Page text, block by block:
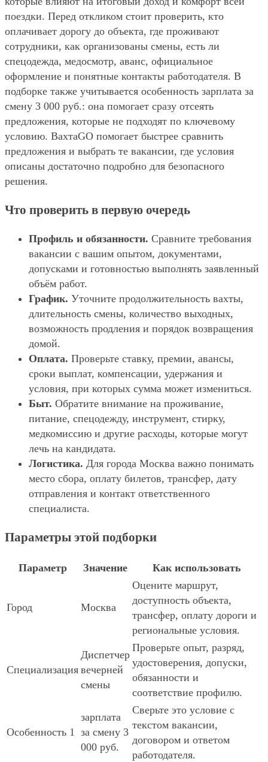
поездки. Перед откликом стоит проверить, кто
оплачивает дорогу до объекта, где проживают
сотрудники, как организованы смены, есть ли
спецодежда, медосмотр, аванс, официальное
оформление и понятные контакты работодателя. В
подборке также учитывается особенность зарплата за
смену 3 000 руб.: она помогает сразу отсеять
предложения, которые не подходят по ключевому
условию. ВахтаGO помогает быстрее сравнить
предложения и выбрать те вакансии, где условия
описаны достаточно подробно для безопасного
решения.
Что проверить в первую очередь
Профиль и обязанности. Сравните требования
вакансии с вашим опытом, документами,
допусками и готовностью выполнять заявленный
объём работ.
График. Уточните продолжительность вахты,
длительность смены, количество выходных,
возможность продления и порядок возвращения
домой.
Оплата. Проверьте ставку, премии, авансы,
сроки выплат, компенсации, удержания и
условия, при которых сумма может измениться.
Быт. Обратите внимание на проживание,
питание, спецодежду, инструмент, стирку,
медкомиссию и другие расходы, которые могут
лечь на кандидата.
Логистика. Для города Москва важно понимать
место сбора, оплату билетов, трансфер, дату
отправления и контакт ответственного
специалиста.
Параметры этой подборки
Параметр Значение Как использовать
Город Москва
Оцените маршрут,
доступность объекта,
трансфер, оплату дороги и
региональные условия.
Специализация
Диспетчер
вечерней
смены
Проверьте опыт, разряд,
удостоверения, допуски,
обязанности и
соответствие профилю.
Особенность 1
зарплата
за смену 3
000 руб.
Сверьте это условие с
текстом вакансии,
договором и ответом
работодателя.